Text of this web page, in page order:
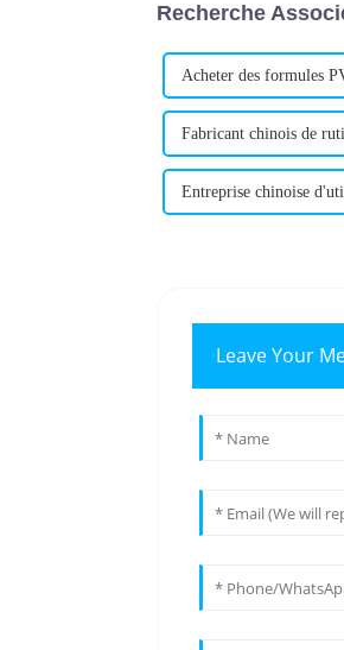
Recherche
Acheter des formules
Fabricant chinois de
Entreprise chinoise
Leave Your